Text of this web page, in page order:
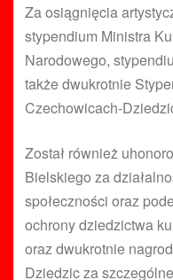
Za osiągnięcia
stypendium Ministra
Narodowego,
także dwukrotnie
Czechowicach-
Został również
Bielskiego za
społeczności oraz
ochrony dziedzictwa
oraz dwukrotnie
Dziedzic za